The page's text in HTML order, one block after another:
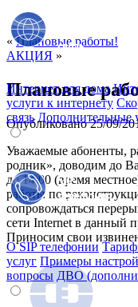
Интернет для дома
услуги к интернету
связь Дополнительные
О SIP телефонии
услуг Примеры
вопросы ДВО
«Плановые работы!
АКЦИЯ »
Плановые
Опубликовано 25/09/
Уважаемые абоненты,
родник», доводим до
до 14:00 (время
работы по
сопровождаться
сети Internet в данный
Приносим свои